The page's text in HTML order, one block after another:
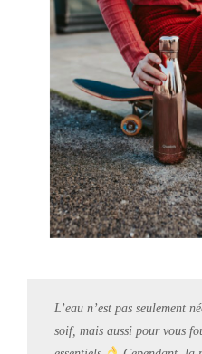
L’eau n’est pas seulement
soif, mais aussi pour vous